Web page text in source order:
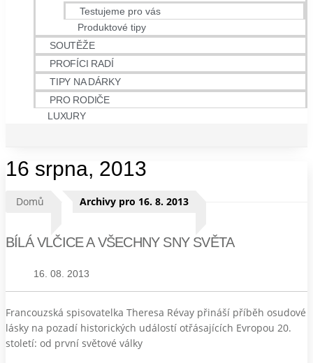
Testujeme pro vás
Produktové tipy
SOUTĚŽE
PROFÍCI RADÍ
TIPY NA DÁRKY
PRO RODIČE
LUXURY
16 srpna, 2013
Domů Archivy pro 16. 8. 2013
BÍLÁ VLČICE A VŠECHNY SNY SVĚTA
16. 08. 2013
Francouzská spisovatelka Theresa Révay přináší příběh osudové
lásky na pozadí historických událostí otřásajících Evropou 20.
století: od první světové války